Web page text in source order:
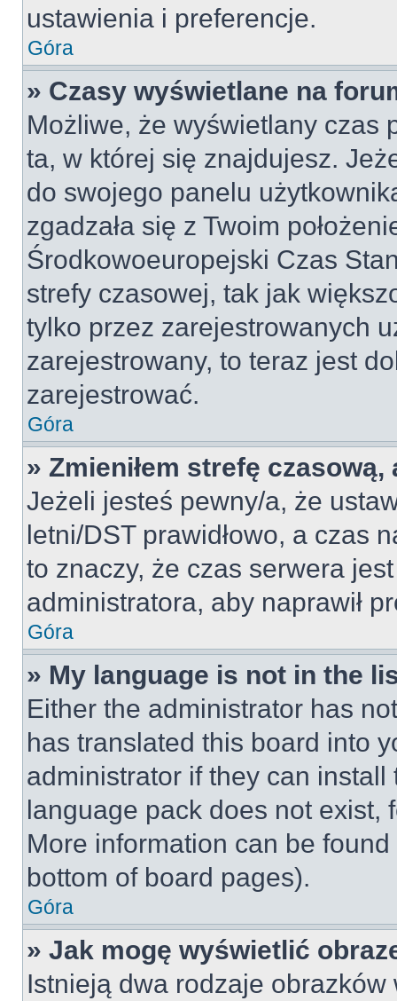
ustawienia i preferencje.
Góra
» Czasy wyświetlane na
Możliwe, że wyświetlany czas
ta, w której się znajdujesz.
do swojego panelu
zgadzała się z Twoim
Środkowoeuropejski Czas
strefy czasowej, tak jak
tylko przez zarejestrowanych
zarejestrowany, to teraz jest
zarejestrować.
Góra
» Zmieniłem strefę
Jeżeli jesteś pewny/a, że
letni/DST prawidłowo, a czas
to znaczy, że czas serwera
administratora, aby naprawił
Góra
» My language is not in the
Either the administrator has
has translated this board into
administrator if they can
language pack does not exist,
More information can be
bottom of board pages).
Góra
» Jak mogę wyświetlić
Istnieją dwa rodzaje